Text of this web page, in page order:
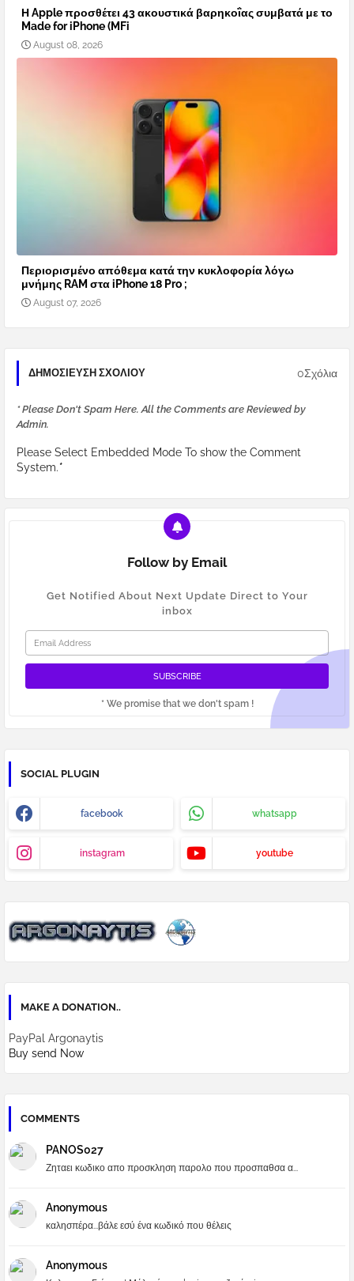
Η Apple προσθέτει 43 ακουστικά βαρηκοΐας συμβατά με το
Made for iPhone (MFi
August 08, 2026
Περιορισμένο απόθεμα κατά την κυκλοφορία λόγω
μνήμης RAM στα iPhone 18 Pro ;
August 07, 2026
ΔΗΜΟΣΊΕΥΣΗ ΣΧΟΛΊΟΥ 0Σχόλια
* Please Don't Spam Here. All the Comments are Reviewed by
Admin.
Please Select Embedded Mode To show the Comment
System.*
Follow by Email
Get Notified About Next Update Direct to Your
inbox
* We promise that we don't spam !
SOCIAL PLUGIN
facebook whatsapp
instagram youtube
MAKE A DONATION..
PayPal Argonaytis
Buy send Now
COMMENTS
PANOS027
Ζηταει κωδικο απο προσκληση παρολο που προσπαθσα α...
Anonymous
καλησπέρα...βάλε εσύ ένα κωδικό που θέλεις
Anonymous